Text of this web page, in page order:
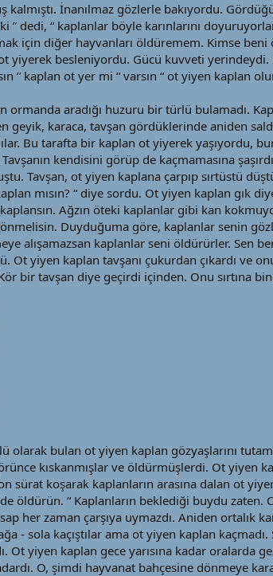
İnanılmaz gözlerle bakıyordu.
dedi, “ kaplanlar böyle karınlarını
için diğer hayvanları öldüremem. Kimse
yiyerek besleniyordu. Gücü kuvveti
“ kaplan ot yer mi “ varsın “ ot yiyen kaplan
ormanda aradığı huzuru bir türlü bulamadı.
geyik, karaca, tavşan gördüklerinde aniden
Bu tarafta bir kaplan ot yiyerek yaşıyordu,
Tavşanın kendisini görüp de kaçmamasına
Tavşan, ot yiyen kaplana çarpıp sırtüstü
mısın? “ diye sordu. Ot yiyen kaplan gık
kaplansın. Ağzın öteki kaplanlar gibi kan
Duyduğuma göre, kaplanlar senin
alışamazsan kaplanlar seni öldürürler. Sen
Ot yiyen kaplan tavşanı çukurdan çıkardı ve
bir tavşan diye geçirdi içinden. Onu sırtına
olarak bulan ot yiyen kaplan gözyaşlarını
kıskanmışlar ve öldürmüşlerdi. Ot yiyen
sürat koşarak kaplanların arasına dalan ot
öldürün. “ Kaplanların beklediği buydu zaten.
her zaman çarşıya uymazdı. Aniden ortalık
- sola kaçıştılar ama ot yiyen kaplan
Ot yiyen kaplan gece yarısına kadar oralarda
O, şimdi hayvanat bahçesine dönmeye